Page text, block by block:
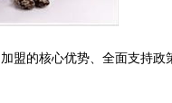
的核心优势、全面支持